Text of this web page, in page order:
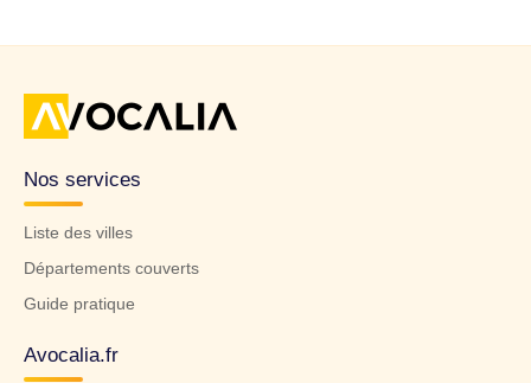
Nos services
Liste des villes
Départements couverts
Guide pratique
Avocalia.fr